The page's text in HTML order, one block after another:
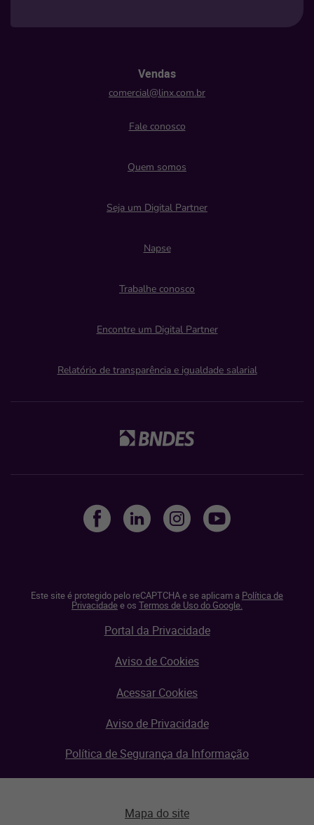
Vendas
comercial@linx.com.br
Fale conosco
Quem somos
Seja um Digital Partner
Napse
Trabalhe conosco
Encontre um Digital Partner
Relatório de transparência e igualdade salarial
Este site é protegido pelo reCAPTCHA e se aplicam a Política de
Privacidadee os Termos de Uso do Google.
Portal da Privacidade
Aviso de Cookies
Acessar Cookies
Aviso de Privacidade
Política de Segurança da Informação
Mapa do site